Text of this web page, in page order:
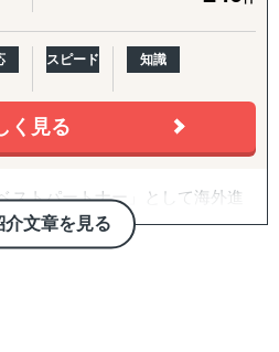
締結アドバイス・交渉支援（売
ンツ強化・商品数拡大、インフ
ドファンディング、SNS運用代
：
様な海外進出ニーズに応じたソ
/自動車/物流/化学/建設/テクノ
/パーソナルケア/ヘルスケア/食
イメントなど）で、3,000件以
績を有する
外取引拡大を通した円安メリッ
デジタルマーケティングを活用
よび、海外販路開拓支援
スピード 知識
く見る
介文章を見る
ストパートナー」として海外進
段階から実行段階までサポート